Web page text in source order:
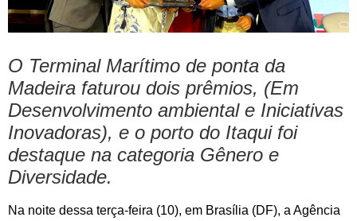
O Terminal Marítimo de ponta da
Madeira faturou dois prêmios, (Em
Desenvolvimento ambiental e Iniciativas
Inovadoras), e o porto do Itaqui foi
destaque na categoria Gênero e
Diversidade.
Na noite dessa terça-feira (10), em Brasília (DF), a Agência